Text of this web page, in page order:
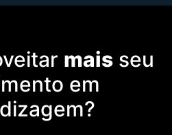
realmente
maisseu
em